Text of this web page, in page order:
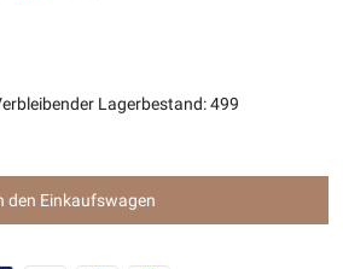
Lagerbestand:499
den Einkaufswagen